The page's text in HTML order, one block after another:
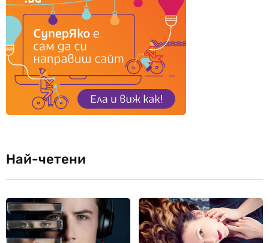
Най-четени